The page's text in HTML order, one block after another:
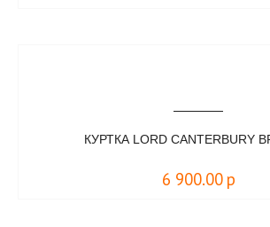
КУРТКА LORD CANTERBURY
6 900.00 р